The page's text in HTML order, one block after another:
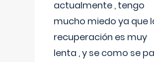
actualmente , tengo
mucho miedo ya que
recuperación es muy
lenta , y se como se